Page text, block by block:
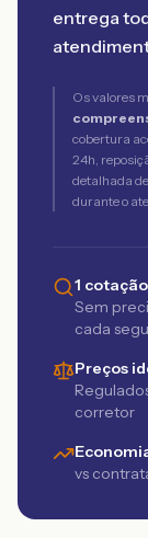
entrega
Os valores
cobertura
24h,
detalhada
durante o
1
Sem
cada
Preços
corretor
vs